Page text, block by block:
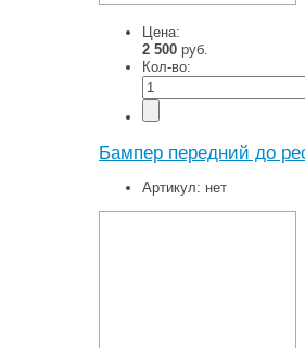
Цена:
2 500 руб.
Кол-во:
Бампер передний до
Артикул: нет